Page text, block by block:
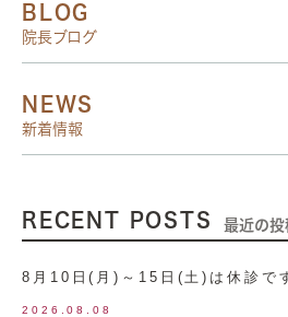
BLOG
院長ブログ
NEWS
新着情報
RECENT POSTS 最近の投
8月10日(月)～15日(土)は休診で
2026.08.08